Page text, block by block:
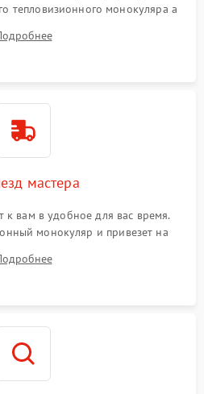
тепловизионного монокуляра а
мастера
к вам в удобное для вас время.
монокуляр и привезет на